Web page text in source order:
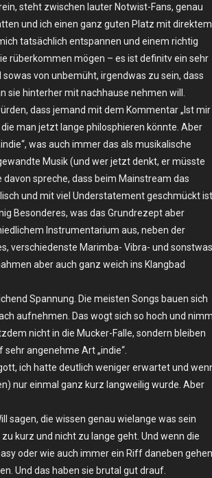
steht zwischen lauter Notwist-Fans, genau
und ich einen ganz guten Platz mit direktem
tatsächlich entspannen und einem richtig
rüberkommen mögen – es ist definitv ein sehr
von unbemüht, irgendwas zu sein, dass
hinterher mit nachhause nehmen will.
dass jemand mit dem Kommentar „Ist mir
man jetzt lange philosphieren könnte. Aber
was auch immer das als musikalische
Musik (und wer jetzt denkt, er müsste
spreche, dass beim Mainstream das
und mit viel Understatement geschmückt
Besonderes, was das Grundrezept aber
Instrumentarium aus, neben der
verschiedenste Marimba- Vibra- und
aber auch ganz weich ins Klangbad
Spannung. Die meisten Songs bauen sich
aufnehmen. Das wogt sich so hoch und
nicht in die Mucker-Falle, sondern bleiben
angenehme Art „indie“.
ich hatte deutlich weniger erwartet und
nur einmal ganz kurz langweilig wurde. Aber
sagen, die wissen genau wielange was sein
kurz und nicht zu lange geht. Und wenn die
oder wie auch immer ein Riff daneben gehen
Und das haben sie brutal gut drauf.